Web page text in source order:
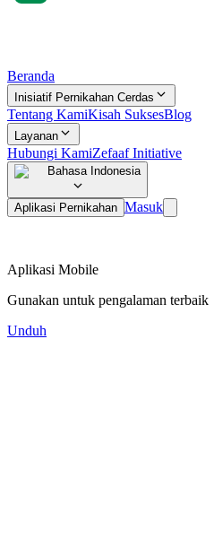
Beranda
Inisiatif Pernikahan Cerdas
Tentang KamiKisah SuksesBlog
Layanan
Hubungi KamiZefaaf Initiative
Bahasa Indonesia
Aplikasi Pernikahan Masuk
Aplikasi Mobile
Gunakan untuk pengalaman terbaik
Unduh